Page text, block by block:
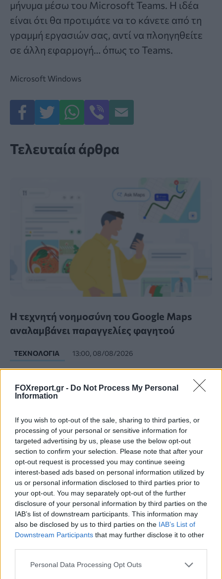
FOXreport.gr - Do Not Process My Personal
Information
If you wish to opt-out of the sale, sharing to third parties, or
processing of your personal or sensitive information for
targeted advertising by us, please use the below opt-out
section to confirm your selection. Please note that after your
opt-out request is processed you may continue seeing
interest-based ads based on personal information utilized by
us or personal information disclosed to third parties prior to
your opt-out. You may separately opt-out of the further
disclosure of your personal information by third parties on the
IAB’s list of downstream participants. This information may
also be disclosed by us to third parties on the IAB’s List of
Downstream Participants that may further disclose it to other
Personal Data Processing Opt Outs
μήνυμα μέσω του Microsoft Teams. Η ιδέα
είναι ότι θα προτιμάτε να το κάνετε από τη
γραμμή εργασιών σας, αντί να πλοηγηθείτε
σε άλλη εφαρμογή… όπως το Teams.
Microsoft Windows
Τελευταία άρθρα
Η τεχνητή νοημοσύνη του Google Maps
αναλαμβάνει παραγγελίες φαγητού
ΤΕΧΝΟΛΟΓΊΑ 13:00, 08/08/2026
Νέα τεχνική διπλασιάζει το φάσμα
λειτουργίας των «λευκών λέιζερ»
ΕΠΙΣΤΉΜΗ 11:00, 08/08/2026